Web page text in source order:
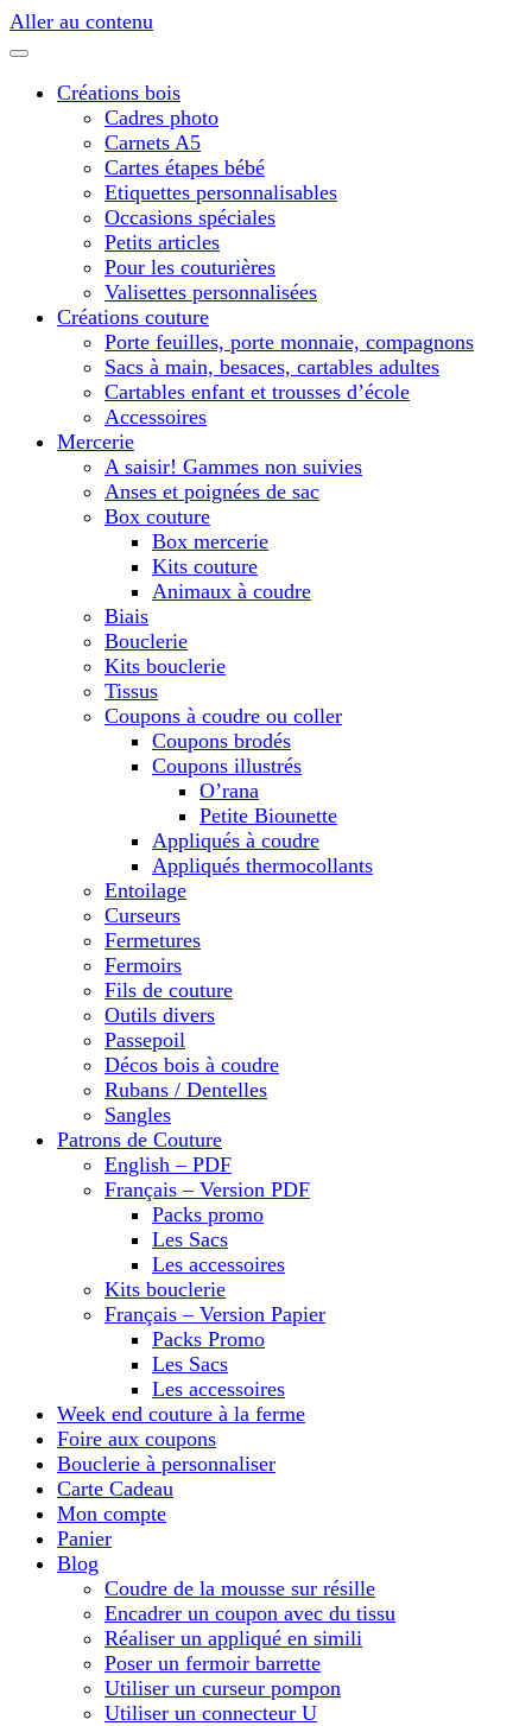
Aller au contenu
Créations bois
Cadres photo
Carnets A5
Cartes étapes bébé
Etiquettes personnalisables
Occasions spéciales
Petits articles
Pour les couturières
Valisettes personnalisées
Créations couture
Porte feuilles, porte monnaie, compagnons
Sacs à main, besaces, cartables adultes
Cartables enfant et trousses d’école
Accessoires
Mercerie
A saisir! Gammes non suivies
Anses et poignées de sac
Box couture
Box mercerie
Kits couture
Animaux à coudre
Biais
Bouclerie
Kits bouclerie
Tissus
Coupons à coudre ou coller
Coupons brodés
Coupons illustrés
O’rana
Petite Biounette
Appliqués à coudre
Appliqués thermocollants
Entoilage
Curseurs
Fermetures
Fermoirs
Fils de couture
Outils divers
Passepoil
Décos bois à coudre
Rubans / Dentelles
Sangles
Patrons de Couture
English – PDF
Français – Version PDF
Packs promo
Les Sacs
Les accessoires
Kits bouclerie
Français – Version Papier
Packs Promo
Les Sacs
Les accessoires
Week end couture à la ferme
Foire aux coupons
Bouclerie à personnaliser
Carte Cadeau
Mon compte
Panier
Blog
Coudre de la mousse sur résille
Encadrer un coupon avec du tissu
Réaliser un appliqué en simili
Poser un fermoir barrette
Utiliser un curseur pompon
Utiliser un connecteur U